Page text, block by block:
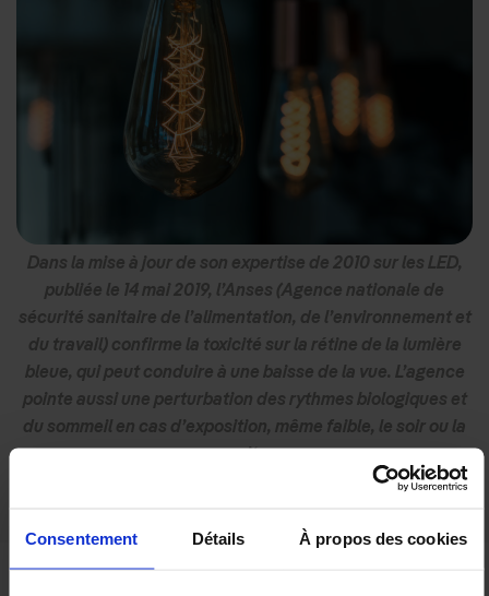
Consentement Détails À propos des cookies
Dans la mise à jour de son expertise de 2010 sur les LED,
publiée le 14 mai 2019, l’Anses (Agence nationale de
sécurité sanitaire de l’alimentation, de l’environnement et
du travail) confirme la toxicité sur la rétine de la lumière
bleue, qui peut conduire à une baisse de la vue. L’agence
pointe aussi une perturbation des rythmes biologiques et
du sommeil en cas d’exposition, même faible, le soir ou la
nuit.